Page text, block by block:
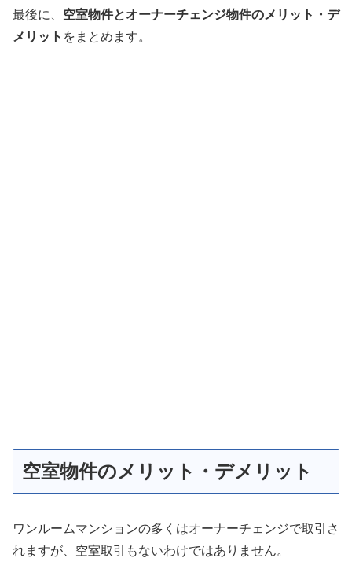
最後に、 空室物件とオーナーチェンジ物件のメリット・デ
メリット をまとめます。
空室物件のメリット・デメリット
ワンルームマンションの多くはオーナーチェンジで取引さ
れますが、空室取引もないわけではありません。